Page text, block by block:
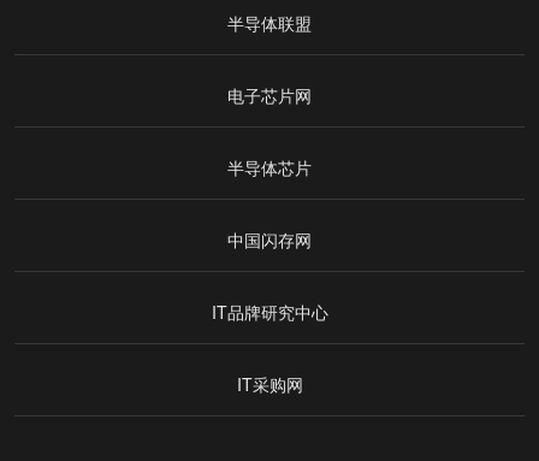
半导体联盟
电子芯片网
半导体芯片
中国闪存网
IT品牌研究中心
IT采购网